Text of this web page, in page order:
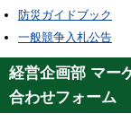
防災ガイドブック
一般競争入札公告
経営企画部 マー
合わせフォーム